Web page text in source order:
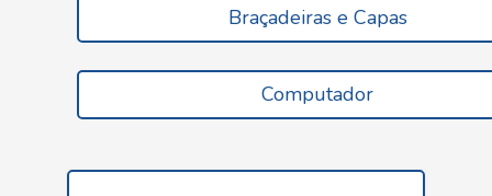
Braçadeiras e Capas
Computador